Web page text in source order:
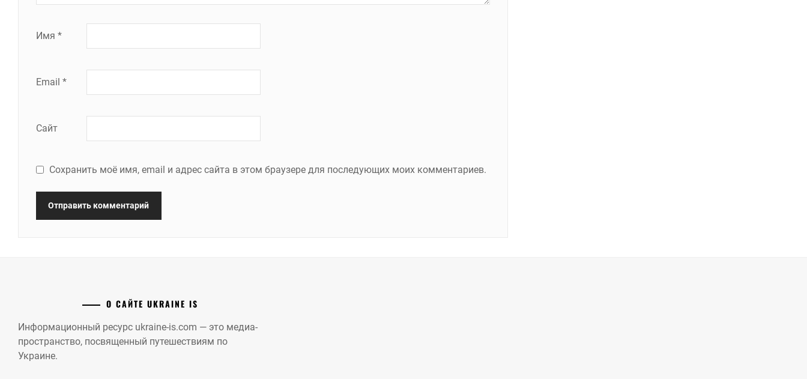
Имя *
Email *
Сайт
Сохранить моё имя, email и адрес сайта в этом браузере для последующих моих комментариев.
О САЙТЕ UKRAINE IS
Информационный ресурс ukraine-is.com — это медиа-
пространство, посвященный путешествиям по
Украине.